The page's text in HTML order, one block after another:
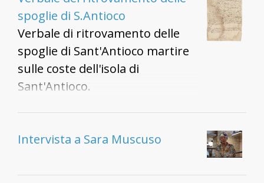
ricordo di tanti morti illustri
mentre passeggiavamo per le
strade del cimitero , si è parlato
di Cavallera, Pietro Segni, dei
legami di tante famiglie caroline
tombe con quelle presenti nel
Milano.
spoglie di S.Antioco
Verbale di ritrovamento delle
spoglie di Sant'Antioco martire
sulle coste dell'isola di
Sant'Antioco.
Intervista a Sara Muscuso